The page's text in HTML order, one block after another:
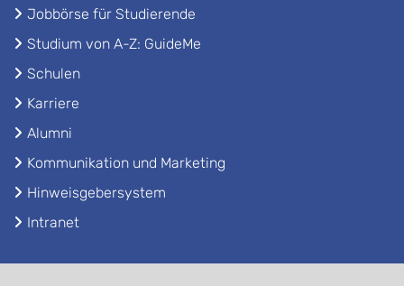
Jobbörse für Studierende
Studium von A-Z: GuideMe
Schulen
Karriere
Alumni
Kommunikation und Marketing
Hinweisgebersystem
Intranet